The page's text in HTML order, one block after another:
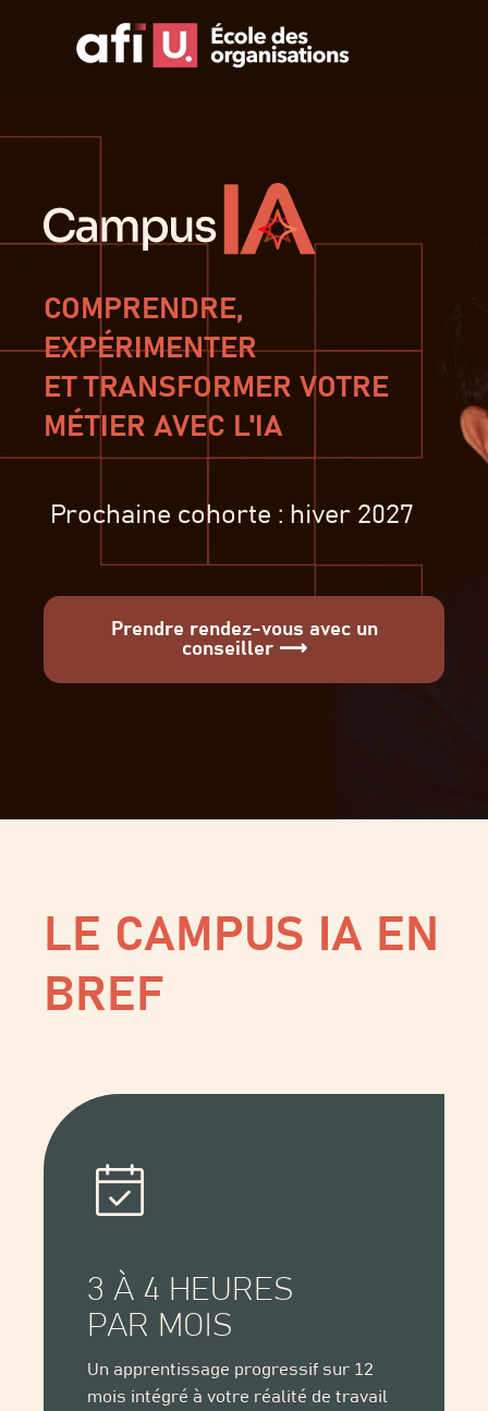
COMPRENDRE,
EXPÉRIMENTER
ET TRANSFORMER VOTRE
MÉTIER AVEC L'IA
Prochaine cohorte : hiver 2027
Prendre rendez-vous avec un
conseiller ⟶
LE CAMPUS IA EN
BREF
3 À 4 HEURES
PAR MOIS
Un apprentissage progressif sur 12
mois intégré à votre réalité de travail